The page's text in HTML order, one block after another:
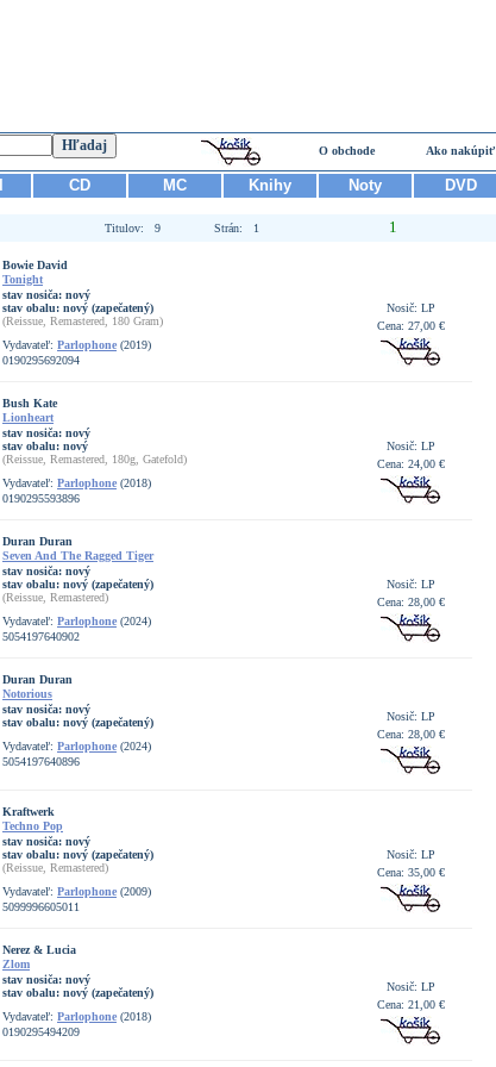
O obchode Ako nakúpiť
CD MC Knihy Noty DVD
Titulov: 9 Strán: 1 1
Bowie David
Tonight
stav nosiča: nový
stav obalu: nový (zapečatený)
(Reissue, Remastered, 180 Gram)
Vydavateľ: Parlophone (2019)
0190295692094
Nosič: LP
Cena: 27,00 €
Bush Kate
Lionheart
stav nosiča: nový
stav obalu: nový
(Reissue, Remastered, 180g, Gatefold)
Vydavateľ: Parlophone (2018)
0190295593896
Nosič: LP
Cena: 24,00 €
Duran Duran
Seven And The Ragged Tiger
stav nosiča: nový
stav obalu: nový (zapečatený)
(Reissue, Remastered)
Vydavateľ: Parlophone (2024)
5054197640902
Nosič: LP
Cena: 28,00 €
Duran Duran
Notorious
stav nosiča: nový
stav obalu: nový (zapečatený)
Vydavateľ: Parlophone (2024)
5054197640896
Nosič: LP
Cena: 28,00 €
Kraftwerk
Techno Pop
stav nosiča: nový
stav obalu: nový (zapečatený)
(Reissue, Remastered)
Vydavateľ: Parlophone (2009)
5099996605011
Nosič: LP
Cena: 35,00 €
Nerez & Lucia
Zlom
stav nosiča: nový
stav obalu: nový (zapečatený)
Vydavateľ: Parlophone (2018)
0190295494209
Nosič: LP
Cena: 21,00 €